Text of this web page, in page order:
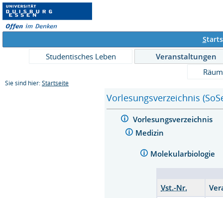
S
Studentisches Leben
Veranstaltungen
Sie sind hier: Startseite
Vorlesungsverzeichnis
Vorlesungsverzeichnis
Medizin
Molekularbiologie
Vst.-Nr.